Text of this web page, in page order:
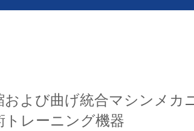
および曲げ統合マシンメカ
トレーニング機器